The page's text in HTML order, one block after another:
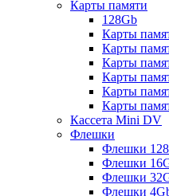
Карты памяти
128Gb
Карты
Карты
Карты
Карты
Карты
Карты
Кассета Mini DV
Флешки
Флешки
Флешки
Флешки
Флешки